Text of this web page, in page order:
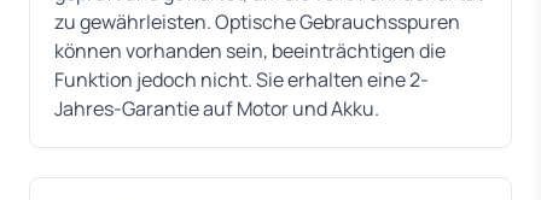
zu gewährleisten. Optische Gebrauchsspuren
können vorhanden sein, beeinträchtigen die
Funktion jedoch nicht. Sie erhalten eine 2-
Jahres-Garantie auf Motor und Akku.